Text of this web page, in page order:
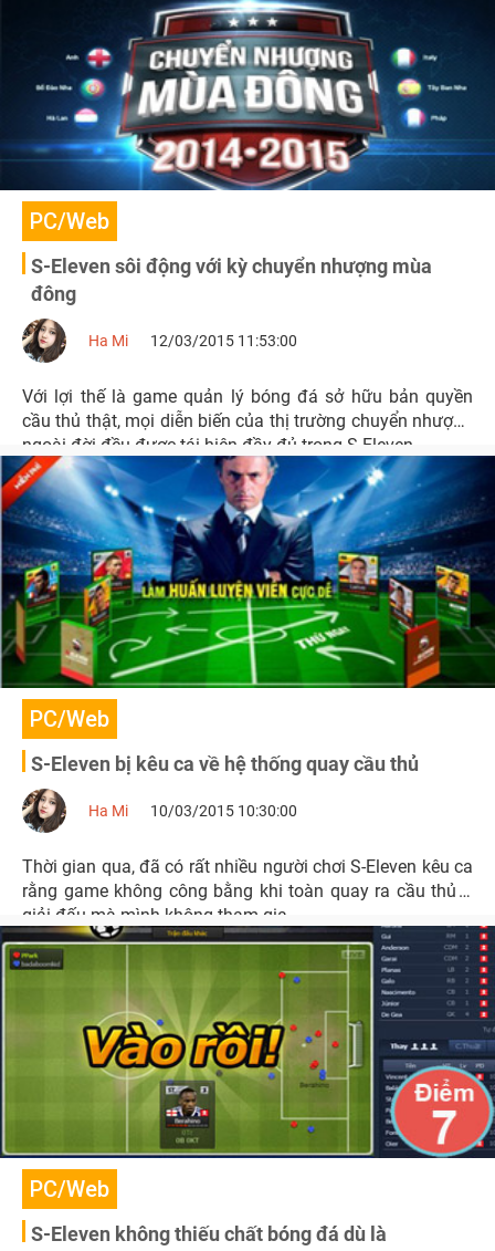
PC/Web
S-Eleven sôi động với kỳ chuyển nhượng mùa
đông
Ha Mi 12/03/2015 11:53:00
Với lợi thế là game quản lý bóng đá sở hữu bản quyền
cầu thủ thật, mọi diễn biến của thị trường chuyển nhượng
ngoài đời đều được tái hiện đầy đủ trong S-Eleven.
PC/Web
S-Eleven bị kêu ca về hệ thống quay cầu thủ
Ha Mi 10/03/2015 10:30:00
Thời gian qua, đã có rất nhiều người chơi S-Eleven kêu ca
rằng game không công bằng khi toàn quay ra cầu thủ ở
giải đấu mà mình không tham gia.
PC/Web
S-Eleven không thiếu chất bóng đá dù là